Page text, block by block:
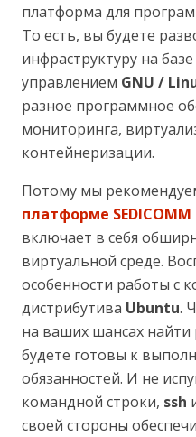
платформа для
То есть, вы будете
инфраструктуру на
управлением GNU /
разное программное
мониторинга,
контейнеризации.
Потому мы
платформе
включает в себя
виртуальной среде.
особенности работы с
дистрибутива Ubuntu.
на ваших шансах найти
будете готовы к
обязанностей. И не
командной строки, ssh
своей стороны